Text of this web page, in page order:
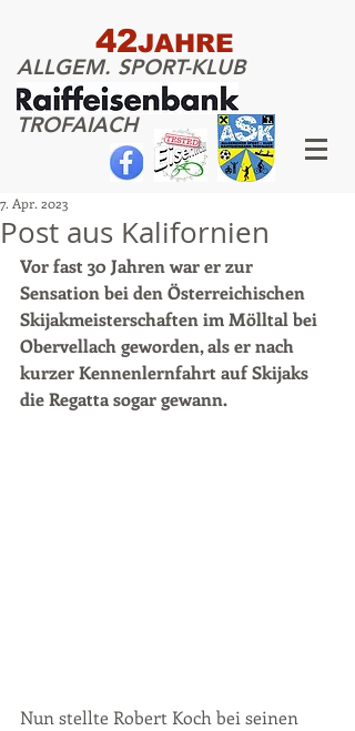
42JAHRE
ALLGEM. SPORT-KLUB
TROFAIACH
Post aus Kalifornien
7. Apr. 2023
Vor fast 30 Jahren war er zur
Sensation bei den Österreichischen
Skijakmeisterschaften im Mölltal bei
Obervellach geworden, als er nach
kurzer Kennenlernfahrt auf Skijaks
die Regatta sogar gewann.
Nun stellte Robert Koch bei seinen